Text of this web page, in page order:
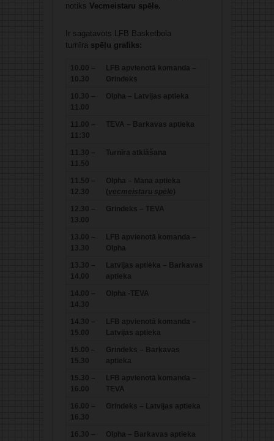
notiks Vecmeistaru spēle.
Ir sagatavots LFB Basketbola
turnīra spēļu grafiks:
10.00 –
10.30
LFB apvienotā komanda –
Grindeks
10.30 –
11.00
Olpha – Latvijas aptieka
11.00 –
11:30
TEVA – Barkavas aptieka
11.30 –
11.50
Turnīra atklāšana
11.50 –
12.30
Olpha – Mana aptieka
vecmeistaru spēle
12.30 –
13.00
Grindeks – TEVA
13.00 –
13.30
LFB apvienotā komanda –
Olpha
13.30 –
14.00
Latvijas aptieka – Barkavas
aptieka
14.00 –
14.30
Olpha -TEVA
14.30 –
15.00
LFB apvienotā komanda –
Latvijas aptieka
15.00 –
15.30
Grindeks – Barkavas
aptieka
15.30 –
16.00
LFB apvienotā komanda –
TEVA
16.00 –
16.30
Grindeks – Latvijas aptieka
16.30 –
Olpha – Barkavas aptieka